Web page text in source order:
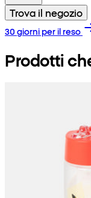
Trova il negozio
30 giorni per il reso
Prodotti